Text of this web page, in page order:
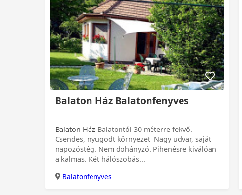
0 Ft
Balaton Ház Balatonfenyves
Balaton Ház
Csendes, nyugodt környezet. Nagy udvar, saját
napozóstég. Nem dohányzó. Pihenésre kiválóan
alkalmas. Két hálószobás...
Balatonfenyves